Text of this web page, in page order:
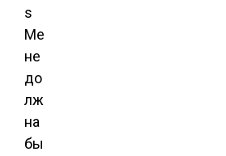
s
Me
не
до
лж
на
бы